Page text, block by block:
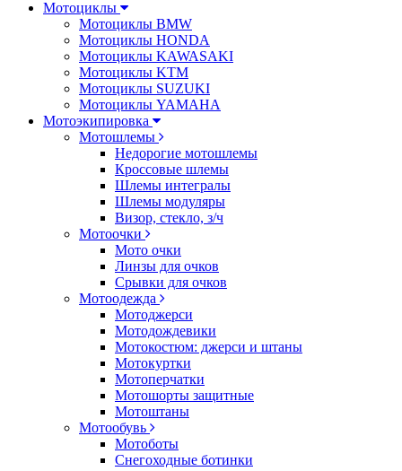
Мотоциклы
Мотоциклы BMW
Мотоциклы HONDA
Мотоциклы KAWASAKI
Мотоциклы KTM
Мотоциклы SUZUKI
Мотоциклы YAMAHA
Мотоэкипировка
Мотошлемы
Недорогие мотошлемы
Кроссовые шлемы
Шлемы интегралы
Шлемы модуляры
Визор, стекло, з/ч
Мотоочки
Мото очки
Линзы для очков
Срывки для очков
Мотоодежда
Мотоджерси
Мотодождевики
Мотокостюм: джерси и штаны
Мотокуртки
Мотоперчатки
Мотошорты защитные
Мотоштаны
Мотообувь
Мотоботы
Снегоходные ботинки